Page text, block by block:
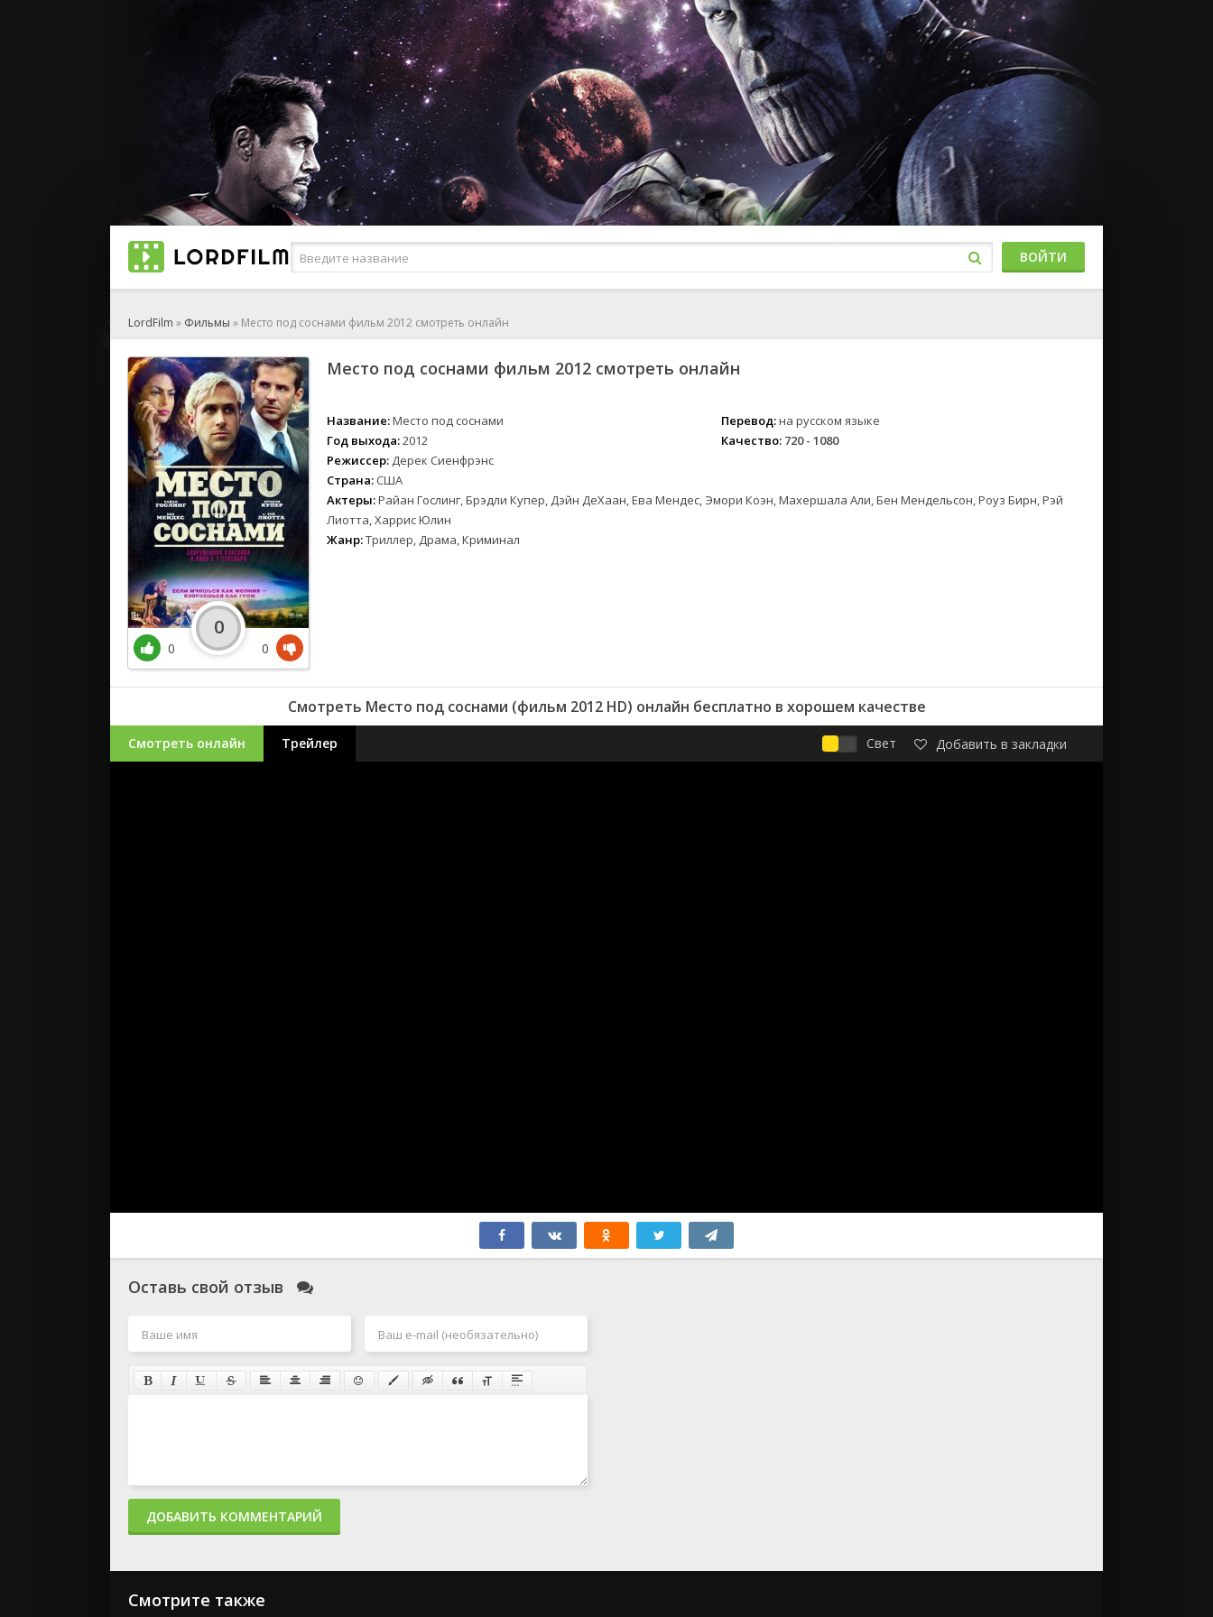
ВОЙТИ
LordFilm » Фильмы » Место под соснами фильм 2012 смотреть онлайн
Место под соснами фильм 2012 смотреть онлайн
Название:Место под соснами
Год выхода:2012
Режиссер: Дерек Сиенфрэнс
Страна: США
Перевод:на русском языке
Качество: 720 - 1080
Актеры:Райан Гослинг, Брэдли Купер, Дэйн ДеХаан, Ева Мендес, Эмори Коэн, Махершала Али, Бен Мендельсон, Роуз Бирн, Рэй
Лиотта, Харрис Юлин
Жанр:Триллер, Драма, Криминал
0
0
0
Смотреть Место под соснами (фильм 2012 HD) онлайн бесплатно в хорошем качестве
Смотреть онлайн Трейлер Свет Добавить в закладки
Оставь свой отзыв
ДОБАВИТЬ КОММЕНТАРИЙ
Смотрите также